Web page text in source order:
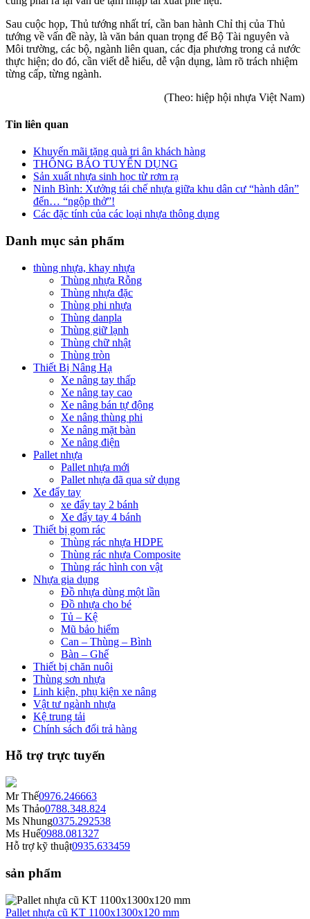
Sau cuộc họp, Thủ tướng nhất trí, cần ban hành Chỉ thị của Thủ
tướng về vấn đề này, là văn bản quan trọng để Bộ Tài nguyên và
Môi trường, các bộ, ngành liên quan, các địa phương trong cả nước
thực hiện; do đó, cần viết dễ hiểu, dễ vận dụng, làm rõ trách nhiệm
từng cấp, từng ngành.
(Theo: hiệp hội nhựa Việt Nam)
Tin liên quan
Khuyến mãi tặng quà tri ân khách hàng
THÔNG BÁO TUYỂN DỤNG
Sản xuất nhựa sinh học từ rơm rạ
Ninh Bình: Xưởng tái chế nhựa giữa khu dân cư “hành dân”
đến… “ngộp thở”!
Các đặc tính của các loại nhựa thông dụng
Danh mục sản phẩm
thùng nhựa, khay nhựa
Thùng nhựa Rỗng
Thùng nhựa đặc
Thùng phi nhựa
Thùng danpla
Thùng giữ lạnh
Thùng chữ nhật
Thùng tròn
Thiết Bị Nâng Hạ
Xe nâng tay thấp
Xe nâng tay cao
Xe nâng bán tự động
Xe nâng thùng phi
Xe nâng mặt bàn
Xe nâng điện
Pallet nhựa
Pallet nhựa mới
Pallet nhựa đã qua sử dụng
Xe đẩy tay
xe đẩy tay 2 bánh
Xe đẩy tay 4 bánh
Thiết bị gom rác
Thùng rác nhựa HDPE
Thùng rác nhựa Composite
Thùng rác hình con vật
Nhựa gia dụng
Đồ nhựa dùng một lần
Đồ nhựa cho bé
Tủ – Kệ
Mũ bảo hiểm
Can – Thùng – Bình
Bàn – Ghế
Thiết bị chăn nuôi
Thùng sơn nhựa
Linh kiện, phụ kiện xe nâng
Vật tư ngành nhựa
Kệ trung tải
Chính sách đổi trả hàng
Hỗ trợ trực tuyến
Mr Thế0976.246663
Ms Thảo0788.348.824
Ms Nhung0375.292538
Ms Huế0988.081327
Hỗ trợ kỹ thuật0935.633459
sản phẩm
Pallet nhựa cũ KT 1100x1300x120 mm